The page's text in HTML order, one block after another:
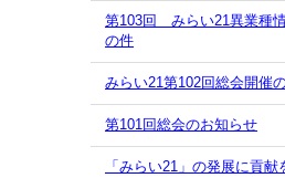
第103回 みらい21異業種
の件
みらい21第102回総会開催
第101回総会のお知らせ
「みらい21」の発展に貢献